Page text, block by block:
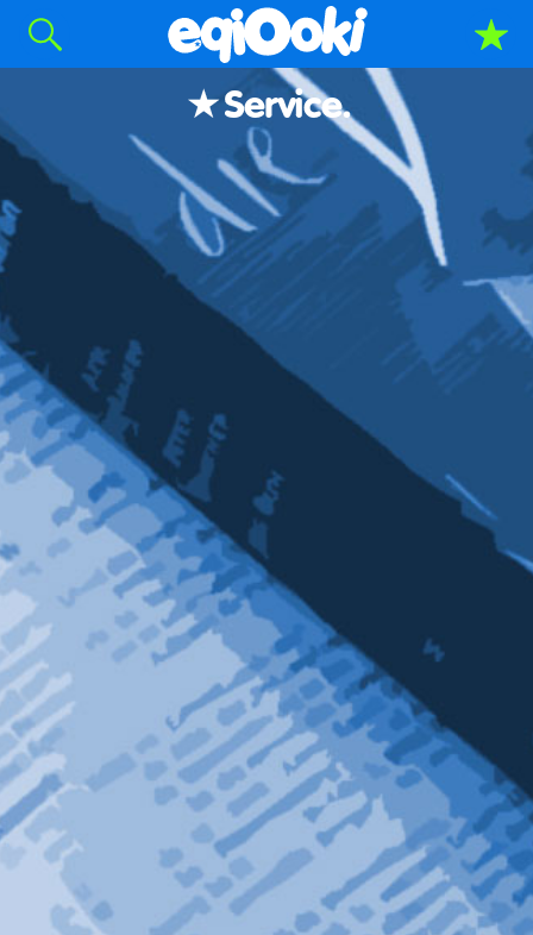
Service.